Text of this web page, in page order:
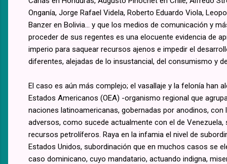
Onganía, Jorge Rafael Videla, Roberto Eduardo Viola,
Banzer en Bolivia... y que los medios de comunicación y
proceder de sus regentes es una elocuente evidencia de
imperio para saquear recursos ajenos e impedir el
diferentes, alejadas de lo insustancial, del consumismo y
El caso es aún más complejo; el vasallaje y la felonía han
Estados Americanos (OEA) -organismo regional que
naciones latinoamericanas, gobernadas por anodinos,
adversos, como sucede actualmente con el de
recursos petrolíferos. Raya en la infamia el nivel de
Estados Unidos, subordinación que en muchos casos se
caso dominicano, cuyo mandatario, actuando indigna,